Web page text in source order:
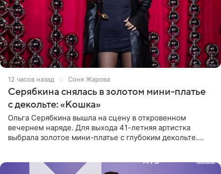
12 часов назад Соня Жарова
Серябкина снялась в золотом мини-платье
с декольте: «Кошка»
Ольга Серябкина вышла на сцену в откровенном
вечернем наряде. Для выхода 41-летняя артистка
выбрала золотое мини-платье с глубоким декольте.